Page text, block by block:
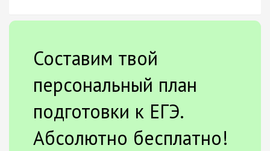
Составим твой
персональный план
подготовки к ЕГЭ.
Абсолютно бесплатно!